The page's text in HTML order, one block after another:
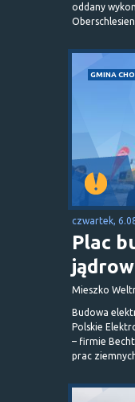
oddany
GMINA
czwartek,
Plac
Mieszko
Budowa
Polskie
– firmie
prac